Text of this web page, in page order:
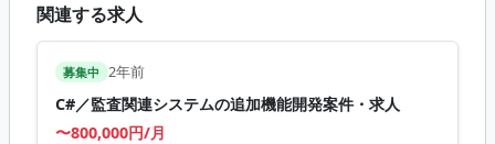
関連する求人
募集中 2年前
C#／監査関連システムの追加機能開発案件・求人
〜800,000円/月